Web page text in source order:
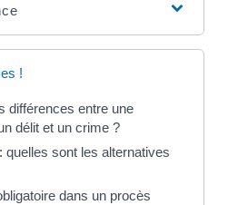
!
différences entre une
délit et un crime ?
quelles sont les alternatives
dans un procès